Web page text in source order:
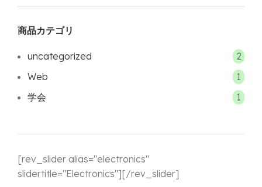
商品カテゴリ
uncategorized
2
Web
1
学会
1
[rev_slider alias="electronics"
slidertitle="Electronics"][/rev_slider]